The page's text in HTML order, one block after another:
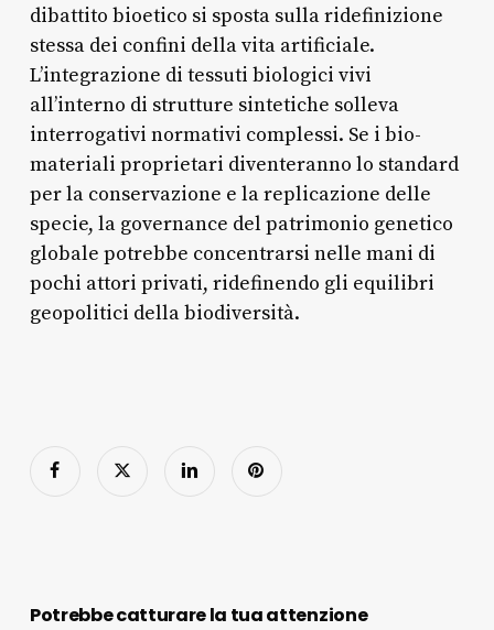
dibattito bioetico si sposta sulla ridefinizione
stessa dei confini della vita artificiale.
L’integrazione di tessuti biologici vivi
all’interno di strutture sintetiche solleva
interrogativi normativi complessi. Se i bio-
materiali proprietari diventeranno lo standard
per la conservazione e la replicazione delle
specie, la governance del patrimonio genetico
globale potrebbe concentrarsi nelle mani di
pochi attori privati, ridefinendo gli equilibri
geopolitici della biodiversità.
Potrebbe catturare la tua attenzione